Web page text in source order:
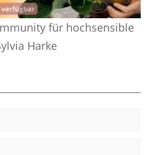
für hochsensible
Harke